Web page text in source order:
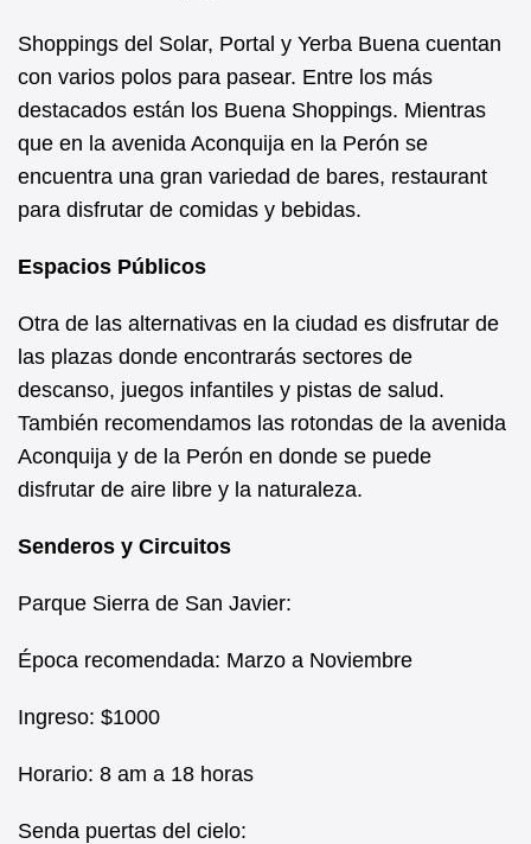
Shoppings del Solar, Portal y Yerba Buena cuentan
con varios polos para pasear. Entre los más
destacados están los Buena Shoppings. Mientras
que en la avenida Aconquija en la Perón se
encuentra una gran variedad de bares, restaurant
para disfrutar de comidas y bebidas.
Espacios Públicos
Otra de las alternativas en la ciudad es disfrutar de
las plazas donde encontrarás sectores de
descanso, juegos infantiles y pistas de salud.
También recomendamos las rotondas de la avenida
Aconquija y de la Perón en donde se puede
disfrutar de aire libre y la naturaleza.
Senderos y Circuitos
Parque Sierra de San Javier:
Época recomendada: Marzo a Noviembre
Ingreso: $1000
Horario: 8 am a 18 horas
Senda puertas del cielo: